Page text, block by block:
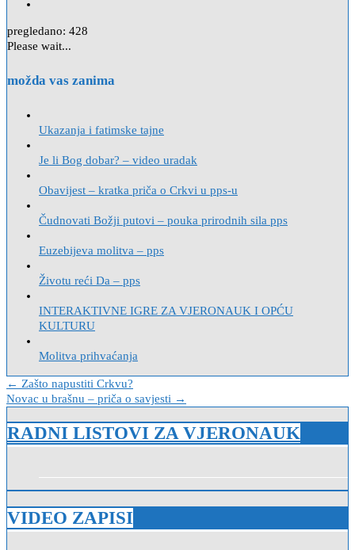
pregledano: 428
Please wait...
možda vas zanima
Ukazanja i fatimske tajne
Je li Bog dobar? – video uradak
Obavijest – kratka priča o Crkvi u pps-u
Čudnovati Božji putovi – pouka prirodnih sila pps
Euzebijeva molitva – pps
Životu reći Da – pps
INTERAKTIVNE IGRE ZA VJERONAUK I OPĆU
KULTURU
Molitva prihvaćanja
Navigacija
objava
← Zašto napustiti Crkvu?
Novac u brašnu – priča o savjesti →
RADNI LISTOVI ZA VJERONAUK
VIDEO ZAPISI